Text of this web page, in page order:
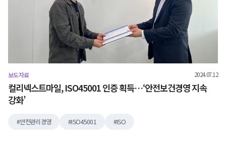
보도자료 2024.07.12
컬리넥스트마일, ISO45001 인증 획득…‘안전보건경영 지속
강화’
안전관리경영 ISO45001 ISO